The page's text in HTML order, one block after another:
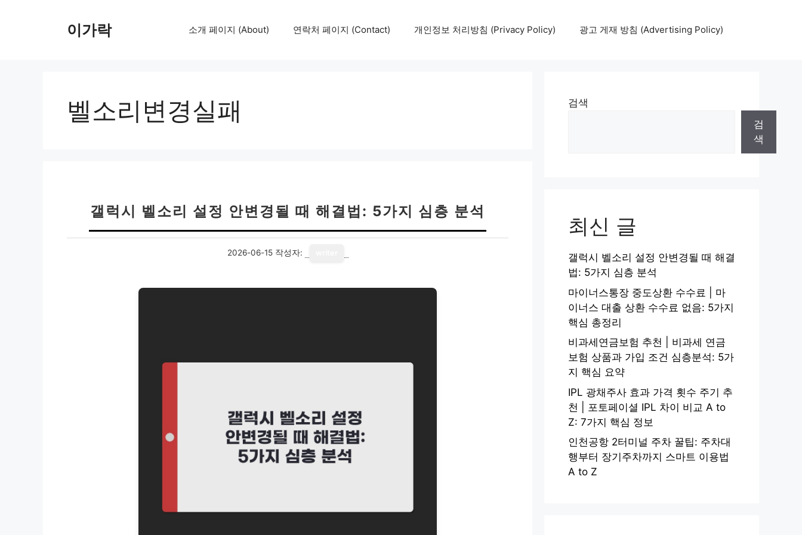
이가락 소개 페이지 (About) 연락처 페이지 (Contact) 개인정보 처리방침 (Privacy Policy) 광고 게재 방침 (Advertising Policy)
벨소리변경실패
갤럭시 벨소리 설정 안변경될 때 해결법: 5가지 심층 분석
2026-06-15 작성자:
검색
검
색
최신 글
갤럭시 벨소리 설정 안변경될 때 해결
법: 5가지 심층 분석
마이너스통장 중도상환 수수료 | 마
이너스 대출 상환 수수료 없음: 5가지
핵심 총정리
비과세연금보험 추천 | 비과세 연금
보험 상품과 가입 조건 심층분석: 5가
지 핵심 요약
IPL 광채주사 효과 가격 횟수 주기 추
천 | 포토페이셜 IPL 차이 비교 A to
Z: 7가지 핵심 정보
인천공항 2터미널 주차 꿀팁: 주차대
행부터 장기주차까지 스마트 이용법
A to Z